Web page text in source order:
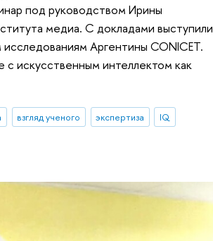
под руководством Ирины
медиа. С докладами выступили
Аргентины CONICET.
искусственным интеллектом как
взгляд ученого экспертиза
IQ